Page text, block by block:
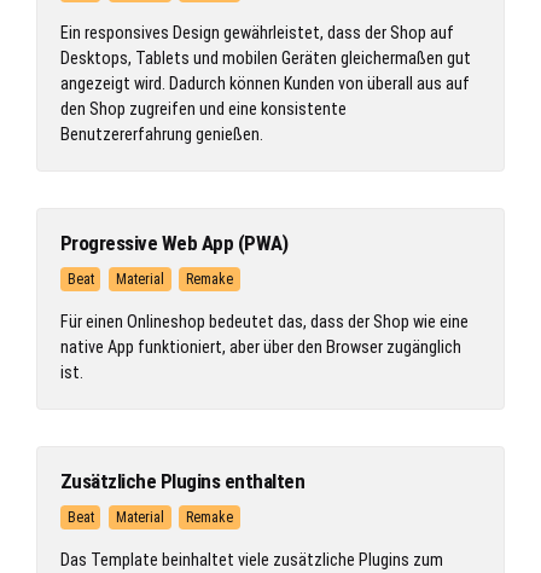
Ein responsives Design gewährleistet, dass der Shop auf
Desktops, Tablets und mobilen Geräten gleichermaßen gut
angezeigt wird. Dadurch können Kunden von überall aus auf
den Shop zugreifen und eine konsistente
Benutzererfahrung genießen.
Progressive Web App (PWA)
Beat Material Remake
Für einen Onlineshop bedeutet das, dass der Shop wie eine
native App funktioniert, aber über den Browser zugänglich
ist.
Zusätzliche Plugins enthalten
Beat Material Remake
Das Template beinhaltet viele zusätzliche Plugins zum